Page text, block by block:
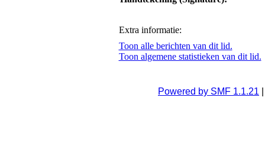
Extra informatie:
Toon alle berichten van dit lid.
Toon algemene statistieken van dit lid.
Powered by SMF 1.1.21